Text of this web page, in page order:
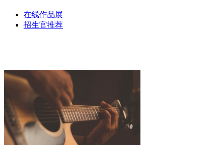
在线作品展
招生官推荐